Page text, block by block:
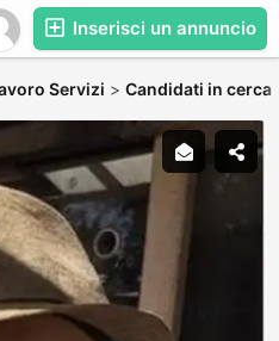
Inserisci un annuncio
Servizi > Candidati in cerca